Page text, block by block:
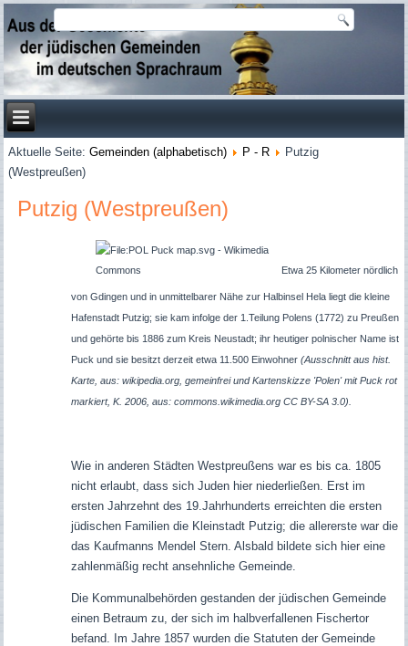
Aktuelle Seite:Gemeinden (alphabetisch) P - R
Putzig
(Westpreußen)
Putzig (Westpreußen)
Etwa 25 Kilometer nördlich
von Gdingen und in unmittelbarer Nähe zur Halbinsel Hela liegt die kleine
Hafenstadt Putzig; sie kam infolge der 1.Teilung Polens (1772) zu Preußen
und gehörte bis 1886 zum Kreis Neustadt; ihr heutiger polnischer Name ist
Puck und sie besitzt derzeit etwa 11.500 Einwohner (Ausschnitt aus hist.
Karte, aus: wikipedia.org, gemeinfrei und Kartenskizze 'Polen' mit Puck rot
markiert, K. 2006, aus: commons.wikimedia.org CC BY-SA 3.0).
Wie in anderen Städten Westpreußens war es bis ca. 1805
nicht erlaubt, dass sich Juden hier niederließen. Erst im
ersten Jahrzehnt des 19.Jahrhunderts erreichten die ersten
jüdischen Familien die Kleinstadt Putzig; die allererste war die
das Kaufmanns Mendel Stern. Alsbald bildete sich hier eine
zahlenmäßig recht ansehnliche Gemeinde.
Die Kommunalbehörden gestanden der jüdischen Gemeinde
einen Betraum zu, der sich im halbverfallenen Fischertor
befand. Im Jahre 1857 wurden die Statuten der Gemeinde